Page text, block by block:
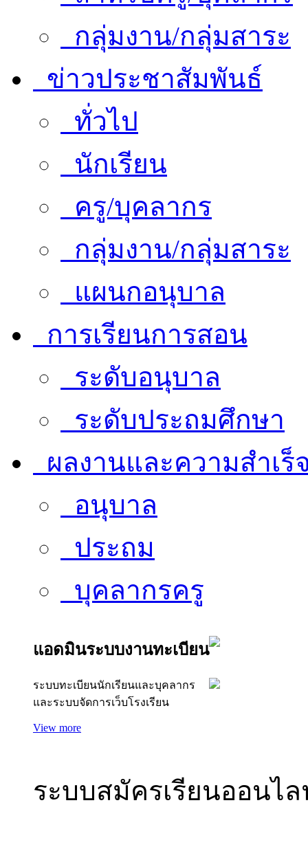
กลุ่มงาน/กลุ่มสาระ
ข่าวประชาสัมพันธ์
ทั่วไป
นักเรียน
ครู/บุคลากร
กลุ่มงาน/กลุ่มสาระ
แผนกอนุบาล
การเรียนการสอน
ระดับอนุบาล
ระดับประถมศึกษา
ผลงานและความสำเร็
อนุบาล
ประถม
บุคลากรครู
แอดมินระบบงานทะเบียน
ระบบทะเบียนนักเรียนและบุคลากร
และระบบจัดการเว็บโรงเรียน
View more
ระบบสมัครเรียนออนไ